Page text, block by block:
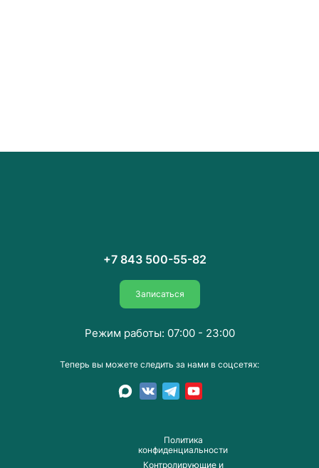
Пoлитика
конфиденциальности
Контролирующие и
+7 843 500-55-82
Записаться
Теперь вы можете следить за нами в соцсетях:
Режим работы: 07:00 - 23:00